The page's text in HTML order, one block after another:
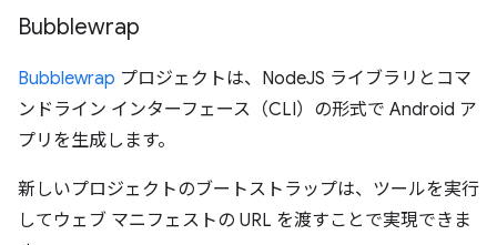
Bubblewrap
Bubblewrap プロジェクトは、NodeJS ライブラリとコマ
ンドライン インターフェース（CLI）の形式で Android ア
プリを生成します。
新しいプロジェクトのブートストラップは、ツールを実行
してウェブ マニフェストの URL を渡すことで実現できま